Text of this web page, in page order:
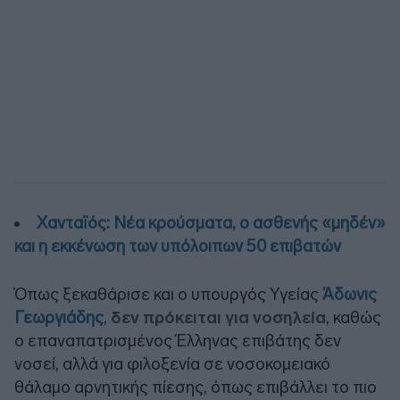
Χανταϊός: Νέα κρούσματα, ο ασθενής «μηδέν»
και η εκκένωση των υπόλοιπων 50 επιβατών
Όπως ξεκαθάρισε και ο υπουργός Υγείας Άδωνις
Γεωργιάδης, δεν πρόκειται για νοσηλεία, καθώς
ο επαναπατρισμένος Έλληνας επιβάτης δεν
νοσεί, αλλά για φιλοξενία σε νοσοκομειακό
θάλαμο αρνητικής πίεσης, όπως επιβάλλει το πιο